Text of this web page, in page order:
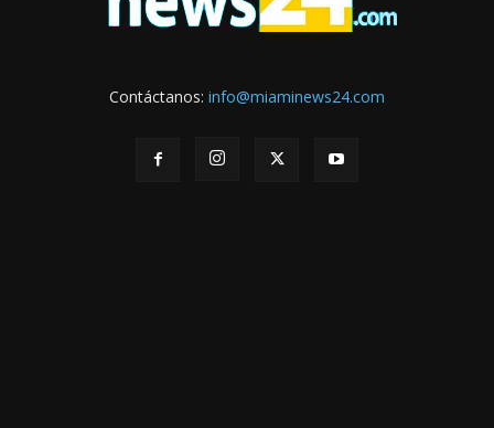
Contáctanos: info@miaminews24.com